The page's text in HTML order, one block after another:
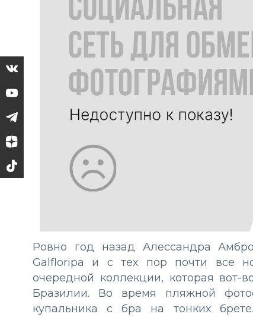
Ровно год назад Алессандра
Galfloripa и с тех пор почти все
очередной коллекции, которая
Бразилии. Во время пляжной
купальника с бра на тонких